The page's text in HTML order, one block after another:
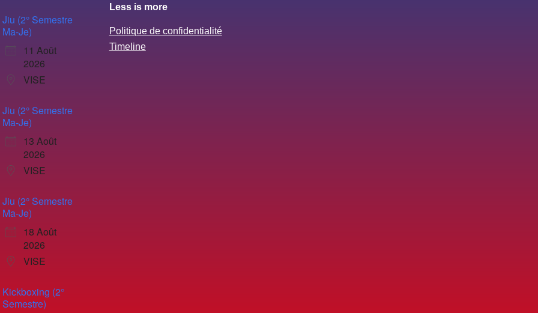
Jiu (2° Semestre
Ma-Je)
11 Août
2026
VISE
Jiu (2° Semestre
Ma-Je)
13 Août
2026
VISE
Jiu (2° Semestre
Ma-Je)
18 Août
2026
VISE
Kickboxing (2°
Semestre)
Less is more
Politique de confidentialité
Timeline